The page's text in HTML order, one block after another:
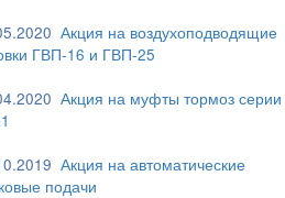
Акция на воздухоподводящие
ГВП-16 и ГВП-25
Акция на муфты тормоз серии
Акция на автоматические
подачи